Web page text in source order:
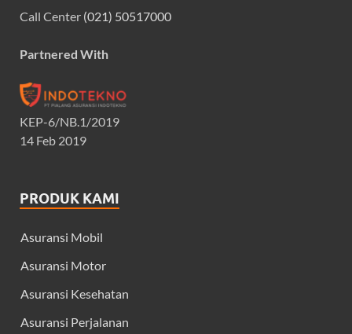
Call Center (021) 50517000
Partnered With
KEP-6/NB.1/2019
14 Feb 2019
PRODUK KAMI
Asuransi Mobil
Asuransi Motor
Asuransi Kesehatan
Asuransi Perjalanan